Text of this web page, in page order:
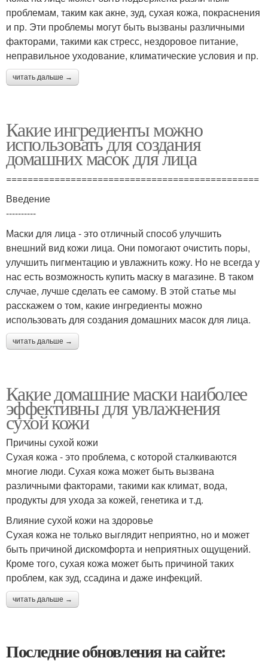
проблемам, таким как акне, зуд, сухая кожа, покраснения
и пр. Эти проблемы могут быть вызваны различными
факторами, такими как стресс, нездоровое питание,
неправильное уходование, климатические условия и пр.
читать дальше →
Какие ингредиенты можно
использовать для создания
домашних масок для лица
===============================================
Введение
----------
Маски для лица - это отличный способ улучшить
внешний вид кожи лица. Они помогают очистить поры,
улучшить пигментацию и увлажнить кожу. Но не всегда у
нас есть возможность купить маску в магазине. В таком
случае, лучше сделать ее самому. В этой статье мы
расскажем о том, какие ингредиенты можно
использовать для создания домашних масок для лица.
читать дальше →
Какие домашние маски наиболее
эффективны для увлажнения
сухой кожи
Причины сухой кожи
Сухая кожа - это проблема, с которой сталкиваются
многие люди. Сухая кожа может быть вызвана
различными факторами, такими как климат, вода,
продукты для ухода за кожей, генетика и т.д.
Влияние сухой кожи на здоровье
Сухая кожа не только выглядит неприятно, но и может
быть причиной дискомфорта и неприятных ощущений.
Кроме того, сухая кожа может быть причиной таких
проблем, как зуд, ссадина и даже инфекций.
читать дальше →
Последние обновления на сайте: